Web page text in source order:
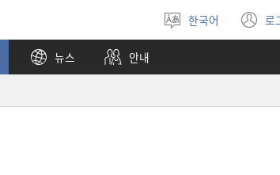
언어
선택
한국어 로
(
창
뉴스 안내